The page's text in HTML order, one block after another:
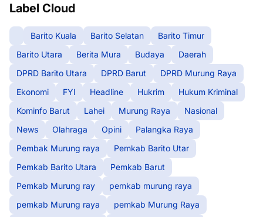
Label Cloud
Barito Kuala Barito Selatan
Barito Timur
Barito Utara
Berita Mura Budaya
Daerah
DPRD Barito Utara
DPRD Barut
DPRD Murung Raya
Ekonomi
FYI Headline Hukrim
Hukum Kriminal
Kominfo Barut
Lahei Murung Raya
Nasional
News
Olahraga Opini
Palangka Raya
Pembak Murung raya
Pemkab Barito Utar
Pemkab Barito Utara
Pemkab Barut
Pemkab Murung ray
pemkab murung raya
pemkab Murung raya
pemkab Murung Raya